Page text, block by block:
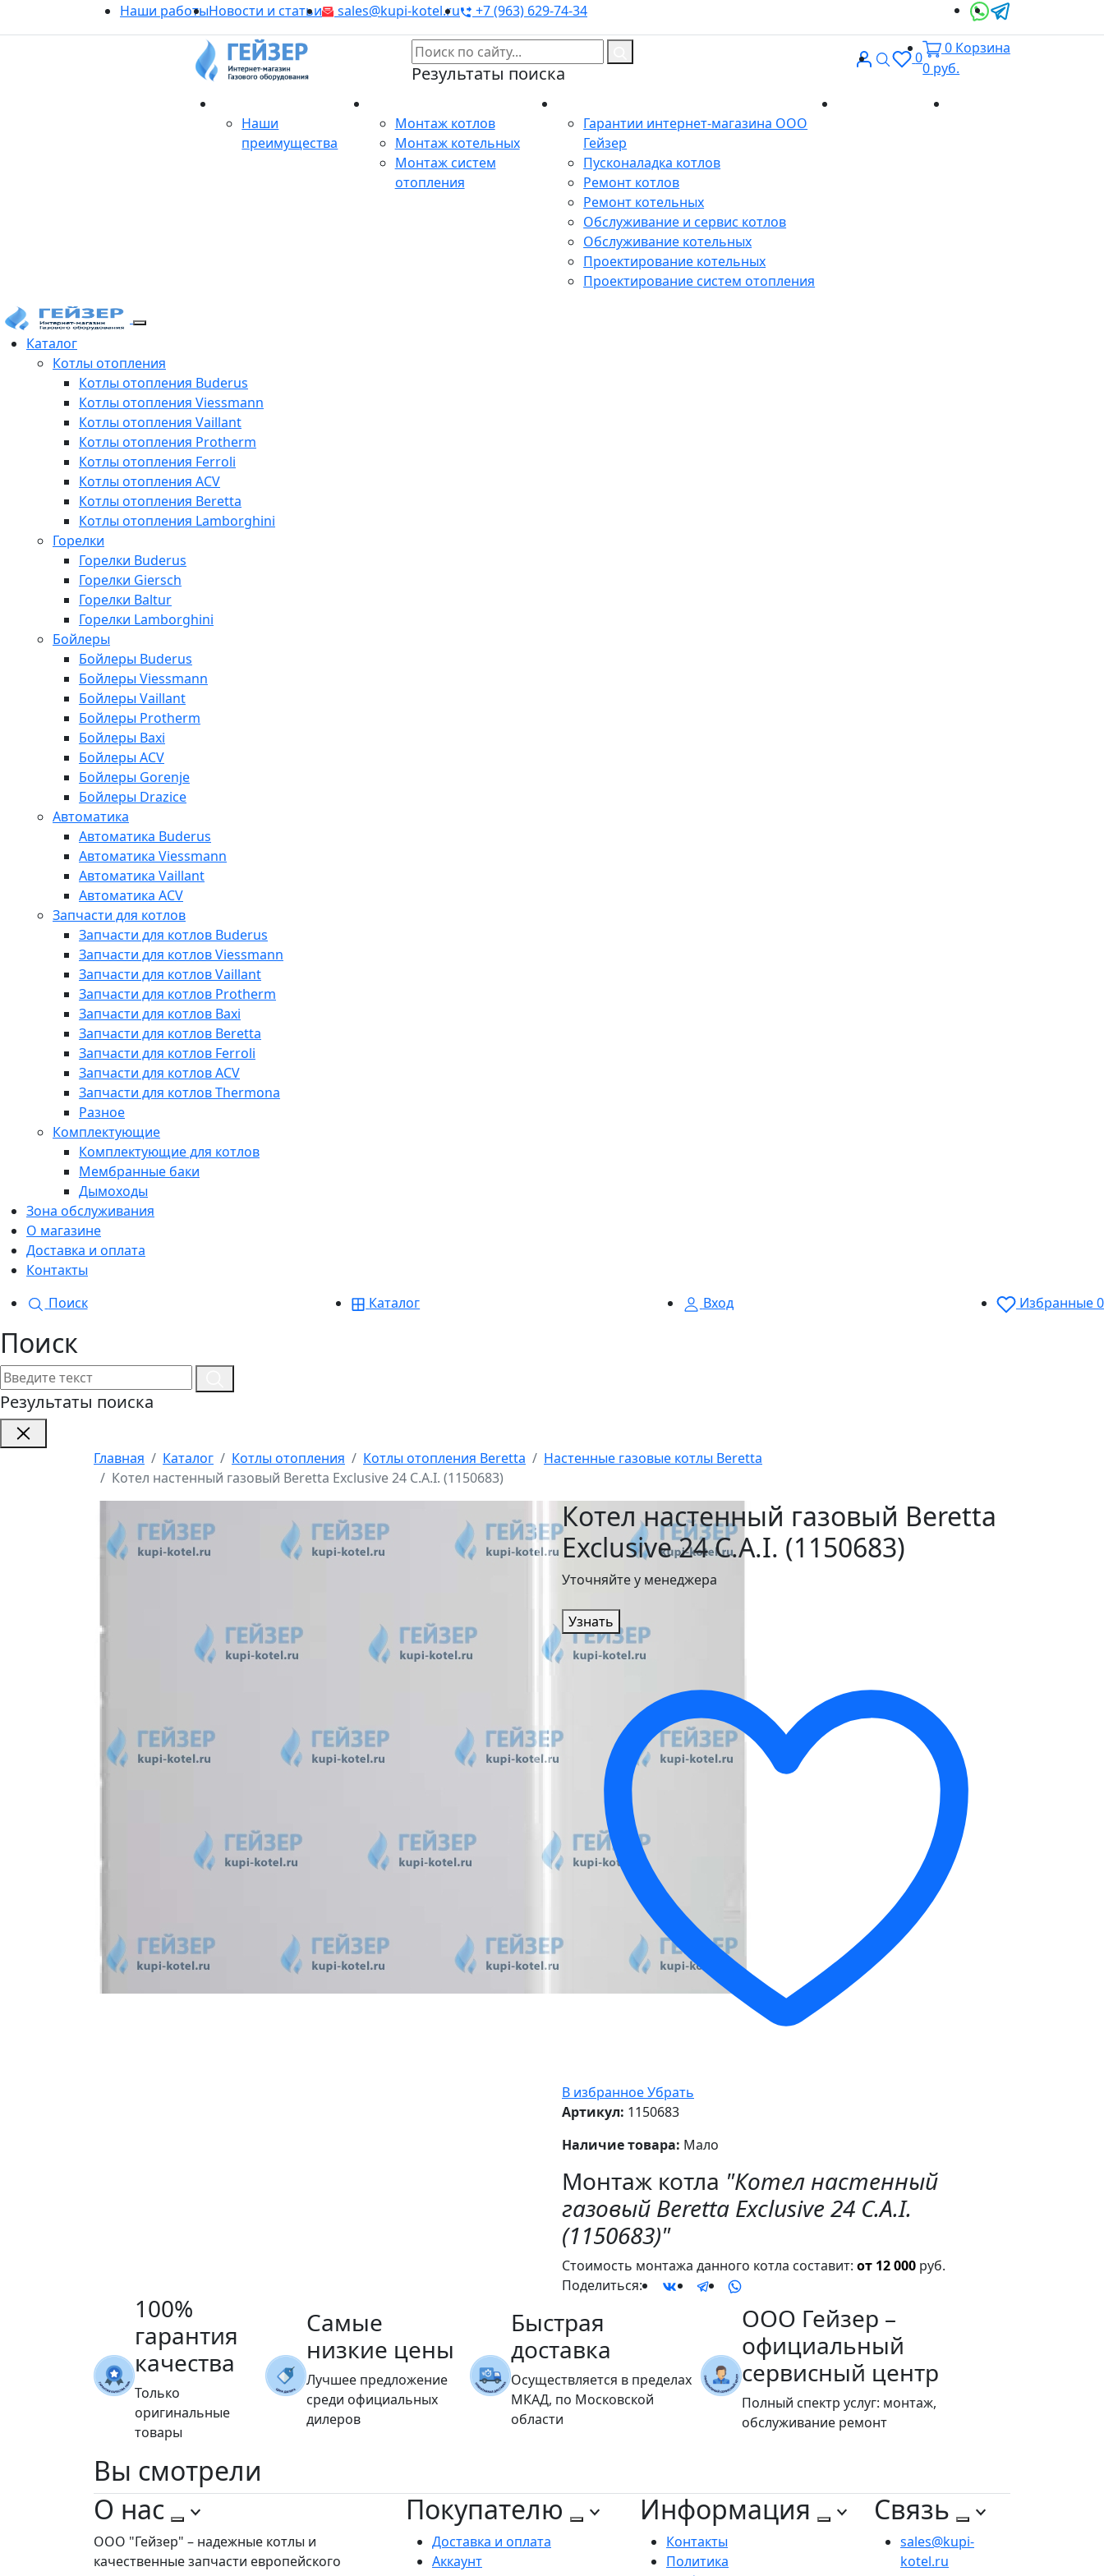
Наши работыНовости и статьи sales@kupi-kotel.ru +7 (963) 629-74-34
Результаты поиска
ВходПоиск
0
0 Корзина
0 руб.
Наши
преимущества
Монтаж котлов
Монтаж котельных
Монтаж систем
отопления
Гарантии интернет-магазина ООО
Гейзер
Пусконаладка котлов
Ремонт котлов
Ремонт котельных
Обслуживание и сервис котлов
Обслуживание котельных
Проектирование котельных
Проектирование систем отопления
Каталог
Котлы отопления
Котлы отопления Buderus
Котлы отопления Viessmann
Котлы отопления Vaillant
Котлы отопления Protherm
Котлы отопления Ferroli
Котлы отопления ACV
Котлы отопления Beretta
Котлы отопления Lamborghini
Горелки
Горелки Buderus
Горелки Giersch
Горелки Baltur
Горелки Lamborghini
Бойлеры
Бойлеры Buderus
Бойлеры Viessmann
Бойлеры Vaillant
Бойлеры Protherm
Бойлеры Baxi
Бойлеры ACV
Бойлеры Gorenje
Бойлеры Drazice
Автоматика
Автоматика Buderus
Автоматика Viessmann
Автоматика Vaillant
Автоматика ACV
Запчасти для котлов
Запчасти для котлов Buderus
Запчасти для котлов Viessmann
Запчасти для котлов Vaillant
Запчасти для котлов Protherm
Запчасти для котлов Baxi
Запчасти для котлов Beretta
Запчасти для котлов Ferroli
Запчасти для котлов ACV
Запчасти для котлов Thermona
Разное
Комплектующие
Комплектующие для котлов
Мембранные баки
Дымоходы
Зона обслуживания
О магазине
Доставка и оплата
Контакты
Поиск
Каталог Вход Избранные0
Поиск
Результаты поиска
Главная Каталог Котлы отопления Котлы отопления Beretta
Настенные газовые котлы Beretta
Котел настенный газовый Beretta Exclusive 24 C.A.I. (1150683)
Котел настенный газовый Beretta
Exclusive 24 C.A.I. (1150683)
Уточняйте у менеджера
Узнать
В избранноеУбрать
Артикул: 1150683
Наличие товара: Мало
Монтаж котла "Котел настенный
газовый Beretta Exclusive 24 C.A.I.
(1150683)"
Стоимость монтажа данного котла составит: от 12 000 руб.
Поделиться:
100%
гарантия
качества
Только
оригинальные
товары
Самые
низкие цены
Лучшее предложение
среди официальных
дилеров
Быстрая
доставка
Осуществляется в пределах
МКАД, по Московской
области
ООО Гейзер –
официальный
сервисный центр
Полный спектр услуг: монтаж,
обслуживание ремонт
Вы смотрели
О нас
ООО "Гейзер" – надежные котлы и
качественные запчасти европейского
Покупателю
Доставка и оплата
Аккаунт
Информация
Контакты
Политика
Связь
sales@kupi-
kotel.ru